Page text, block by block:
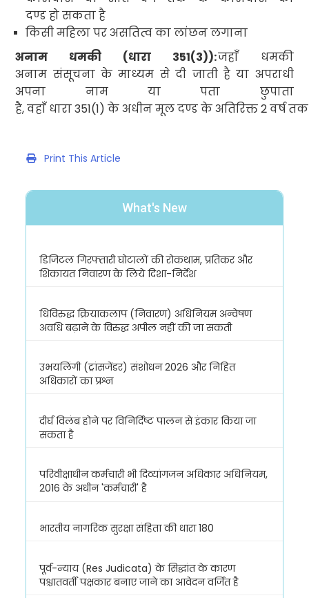
दण्ड हो सकता है
किसी महिला पर असतित्व का लांछन लगाना
अनाम धमकी (धारा 351(3)):जहाँ धमकी
अनाम संसूचना के माध्यम से दी जाती है या अपराधी
अपना नाम या पता छुपाता
है,वहाँ धारा351(1)के अधीन मूल दण्ड के अतिरिक्त2वर्ष तक
Print This Article
What's New
डिजिटल गिरफ्तारी घोटालों की रोकथाम, प्रतिकर और
शिकायत निवारण के लिये दिशा-निर्देश
धिविरुद्ध क्रियाकलाप (निवारण) अधिनियम अन्वेषण
अवधि बढ़ाने के विरुद्ध अपील नहीं की जा सकती
उभयलिंगी (ट्रांसजेंडर) संशोधन 2026 और निहित
अधिकारों का प्रश्न
दीर्घ विलंब होने पर विनिर्दिष्ट पालन से इंकार किया जा
सकता है
परिवीक्षाधीन कर्मचारी भी दिव्यांगजन अधिकार अधिनियम,
2016 के अधीन 'कर्मचारी' है
भारतीय नागरिक सुरक्षा संहिता की धारा 180
पूर्व-न्याय (Res Judicata) के सिद्धांत के कारण
पश्चातवर्ती पक्षकार बनाए जाने का आवेदन वर्जित है